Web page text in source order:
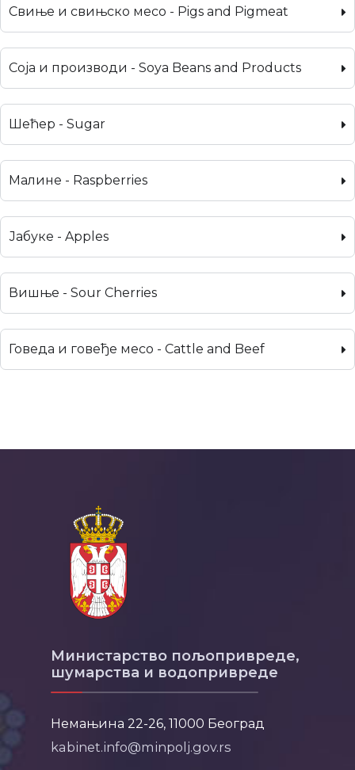
Свиње и свињско месо - Pigs and Pigmeat
Соја и производи - Soya Beans and Products
Шећер - Sugar
Малине - Raspberries
Јабуке - Apples
Вишње - Sour Cherries
Говеда и говеђе месо - Cattle and Beef
Министарство пољопривреде,
шумарства и водопривреде
Немањина 22-26, 11000 Београд
kabinet.info@minpolj.gov.rs